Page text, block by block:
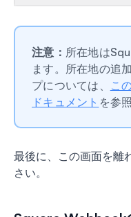
注意： 所在地は
ます。所在地の追
プについては、
こ
ドキュメント を参
最後に、この画面を離
さい。